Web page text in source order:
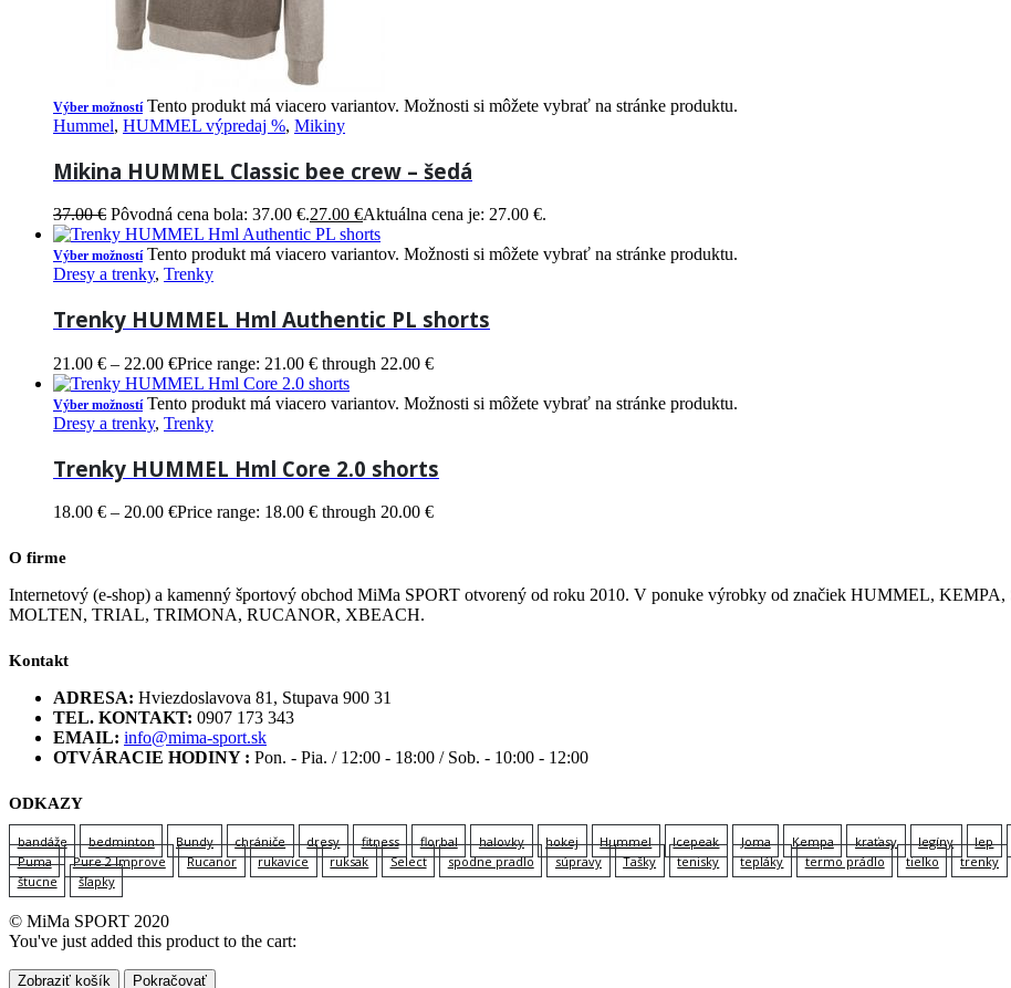
Výber možností Tento produkt má viacero variantov. Možnosti si môžete vybrať na stránke produktu.
Hummel, HUMMEL výpredaj %, Mikiny
Mikina HUMMEL Classic bee crew – šedá
37.00€ Pôvodná cena bola: 37.00 €.27.00 €Aktuálna cena je: 27.00 €.
Výber možností Tento produkt má viacero variantov. Možnosti si môžete vybrať na stránke produktu.
Dresy a trenky, Trenky
Trenky HUMMEL Hml Authentic PL shorts
21.00 € – 22.00 €Price range: 21.00 € through 22.00 €
Výber možností Tento produkt má viacero variantov. Možnosti si môžete vybrať na stránke produktu.
Dresy a trenky, Trenky
Trenky HUMMEL Hml Core 2.0 shorts
18.00 € – 20.00 €Price range: 18.00 € through 20.00 €
O firme
Internetový (e-shop) a kamenný športový obchod MiMa SPORT otvorený od roku 2010. V ponuke výrobky od značiek HUMMEL,
MOLTEN, TRIAL, TRIMONA, RUCANOR, XBEACH.
Kontakt
ADRESA: Hviezdoslavova 81, Stupava 900 31
TEL. KONTAKT: 0907 173 343
EMAIL: info@mima-sport.sk
OTVÁRACIE HODINY : Pon. - Pia. / 12:00 - 18:00 / Sob. - 10:00 - 12:00
ODKAZY
bandáže bedminton Bundy chrániče dresy fitness florbal halovky hokej Hummel Icepeak Joma Kempa kraťasy legíny lep
Puma
Pure 2 Improve Rucanor rukavice ruksak Select spodne pradlo súpravy Tašky tenisky tepláky termo prádlo tielko trenky
štucne
šľapky
© MiMa SPORT 2020
You've just added this product to the cart:
Zobraziť košík Pokračovať